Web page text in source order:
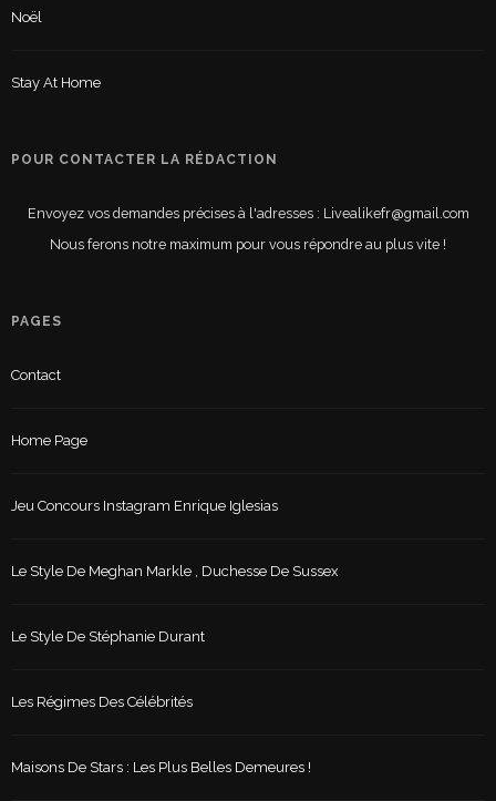
Noël
Stay At Home
POUR CONTACTER LA RÉDACTION
Envoyez vos demandes précises à l'adresses : Livealikefr@gmail.com
Nous ferons notre maximum pour vous répondre au plus vite !
PAGES
Contact
Home Page
Jeu Concours Instagram Enrique Iglesias
Le Style De Meghan Markle , Duchesse De Sussex
Le Style De Stéphanie Durant
Les Régimes Des Célébrités
Maisons De Stars : Les Plus Belles Demeures !